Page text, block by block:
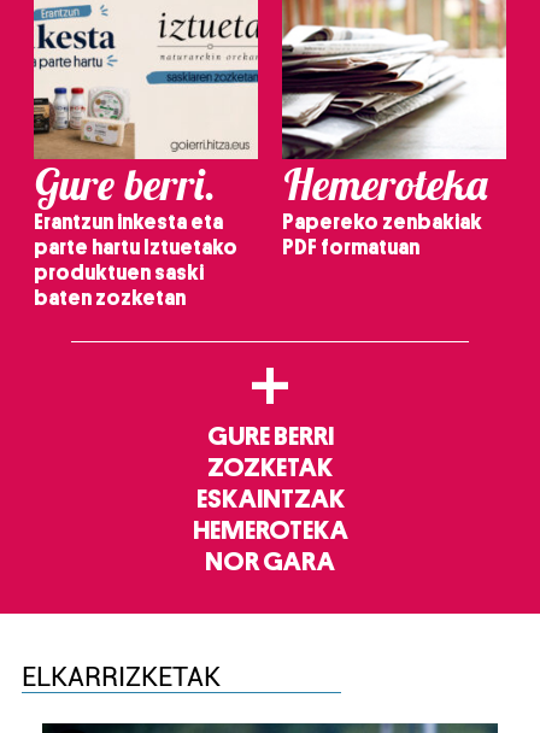
Gure berri.
Erantzun inkesta eta
parte hartu Iztuetako
produktuen saski
baten zozketan
Hemeroteka
Papereko zenbakiak
PDF formatuan
+
GURE BERRI
ZOZKETAK
ESKAINTZAK
HEMEROTEKA
NOR GARA
ELKARRIZKETAK